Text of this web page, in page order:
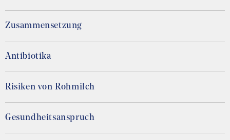
Zusammensetzung
Antibiotika
Risiken von Rohmilch
Gesundheitsanspruch